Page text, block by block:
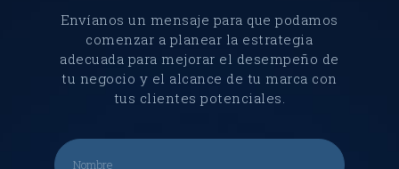
Envíanos un mensaje para que podamos
comenzar a planear la estrategia
adecuada para mejorar el desempeño de
tu negocio y el alcance de tu marca con
tus clientes potenciales.